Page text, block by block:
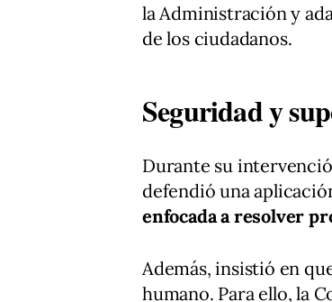
la Administración y
de los ciudadanos.
Seguridad y
Durante su
defendió una
enfocada a resolver
Además, insistió en
humano. Para ello, la